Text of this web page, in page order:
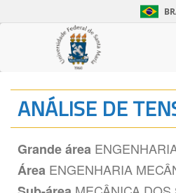
ANÁLISE DE
Grande área
Área ENGENHARIA